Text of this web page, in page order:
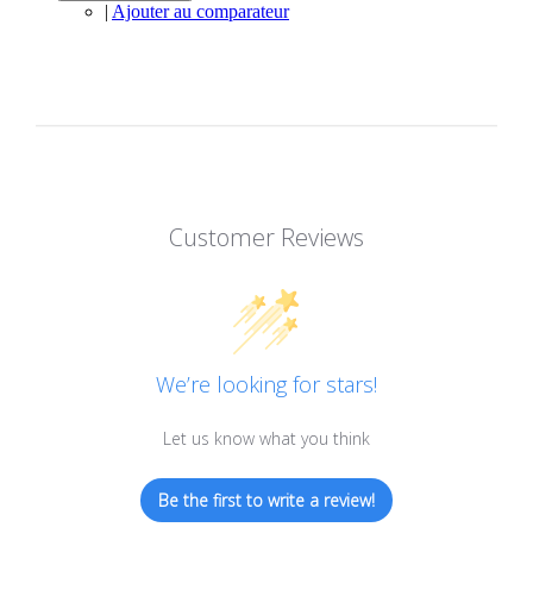
| Ajouter au comparateur
Customer Reviews
We’re looking for stars!
Let us know what you think
Be the first to write a review!